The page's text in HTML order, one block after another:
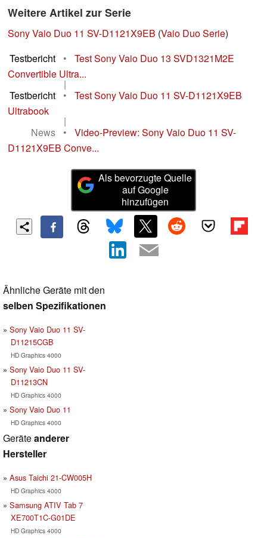
Weitere Artikel zur Serie
Sony Vaio Duo 11 SV-D1121X9EB (Vaio Duo Serie)
Testbericht
•
Test Sony Vaio Duo 13 SVD1321M2E
Convertible Ultra...
|
Testbericht
•
Test Sony Vaio Duo 11 SV-D1121X9EB
Ultrabook
|
News
•
Video-Preview: Sony Vaio Duo 11 SV-
D1121X9EB Conve...
Als bevorzugte Quelle
auf Google
hinzufügen
Ähnliche Geräte mit den
selben Spezifikationen
Sony Vaio Duo 11 SV-
D11215CGB
HD Graphics 4000
Sony Vaio Duo 11 SV-
D11213CN
HD Graphics 4000
Sony Vaio Duo 11
HD Graphics 4000
Geräteanderer
Hersteller
Asus Taichi 21-CW005H
HD Graphics 4000
Samsung ATIV Tab 7
XE700T1C-G01DE
HD Graphics 4000